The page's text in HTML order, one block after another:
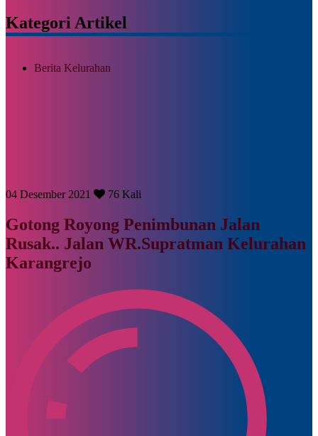
Kategori Artikel
Berita Kelurahan
04 Desember 2021 76 Kali
Gotong Royong Penimbunan Jalan
Rusak.. Jalan WR.Supratman Kelurahan
Karangrejo